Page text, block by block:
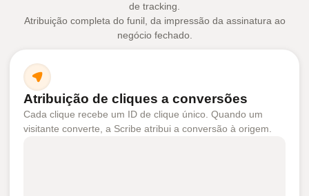
de tracking.
Atribuição completa do funil, da impressão da assinatura ao
negócio fechado.
Atribuição de cliques a conversões
Cada clique recebe um ID de clique único. Quando um
visitante converte, a Scribe atribui a conversão à origem.